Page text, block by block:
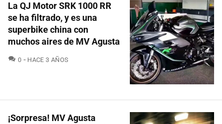
La QJ Motor SRK 1000 RR
se ha filtrado, y es una
superbike china con
muchos aires de MV Agusta
0 COMENTARIOS
HACE 3 AÑOS
¡Sorpresa! MV Agusta